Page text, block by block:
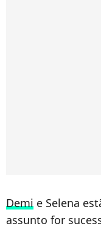
Demi e Selena
assunto for